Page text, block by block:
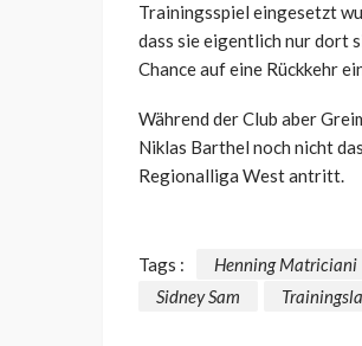
Trainingsspiel eingesetzt
dass sie eigentlich nur dort
Chance auf eine Rückkehr
Während der Club aber
Niklas Barthel noch nicht
Regionalliga West antritt.
Tags : Henning Matriciani
Sidney Sam